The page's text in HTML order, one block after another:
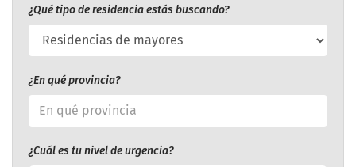
¿Qué tipo de residencia estás buscando?
¿En qué provincia?
¿Cuál es tu nivel de urgencia?